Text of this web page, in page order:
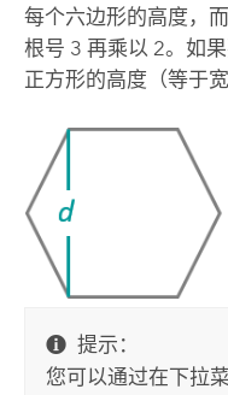
每个六边形的高度，
根号 3 再乘以 2。如
正方形的高度（等于宽
提示：
您可以通过在下拉